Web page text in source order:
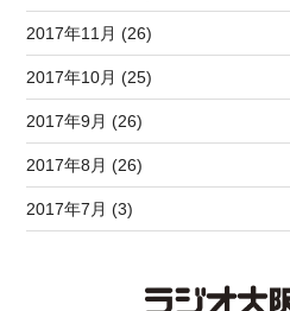
2017年11月 (26)
2017年10月 (25)
2017年9月 (26)
2017年8月 (26)
2017年7月 (3)